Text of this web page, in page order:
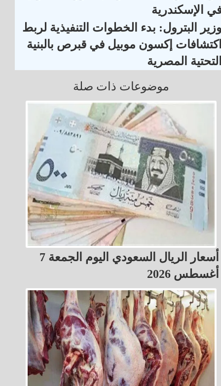
الإسكندرية
البترول: بدء الخطوات التنفيذية لربط
إكسون موبيل في قبرص بالبنية
المصرية
موضوعات ذات صلة
أسعار الريال السعودي اليوم الجمعة 7
أغسطس 2026